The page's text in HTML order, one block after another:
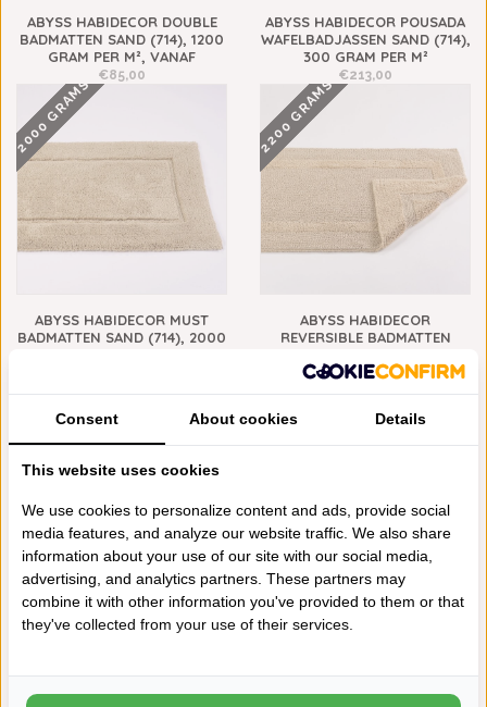
ABYSS HABIDECOR DOUBLE
BADMATTEN SAND (714), 1200
GRAM PER M², VANAF
€85,00
ABYSS HABIDECOR POUSADA
WAFELBADJASSEN SAND (714),
300 GRAM PER M²
€213,00
2000 GRAMS
ABYSS HABIDECOR MUST
BADMATTEN SAND (714), 2000
2200 GRAMS
ABYSS HABIDECOR
REVERSIBLE BADMATTEN
M², VANAF
€148,00
NIEUW!
ABYSS HABIDECOR POUSADA
SLIPPERS SAND (714), 300
400 GRAMS
ABYSS HABIDECOR AMIGO
BADJASSEN SAND (714), 400
Consent About cookies Details
This website uses cookies
We use cookies to personalize content and ads, provide social
media features, and analyze our website traffic. We also share
information about your use of our site with our social media,
advertising, and analytics partners. These partners may
combine it with other information you've provided to them or that
they've collected from your use of their services.